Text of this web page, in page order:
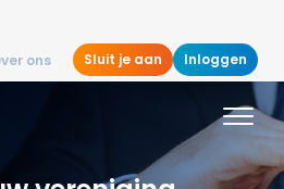
ons Sluit je aan Inloggen